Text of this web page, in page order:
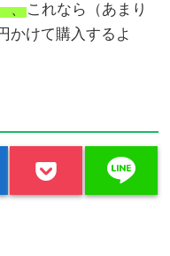
、これなら（あまり
かけて購入するよ
line